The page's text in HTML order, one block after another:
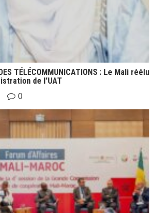
TÉLÉCOMMUNICATIONS : Le Mali réélu
de l’UAT
0